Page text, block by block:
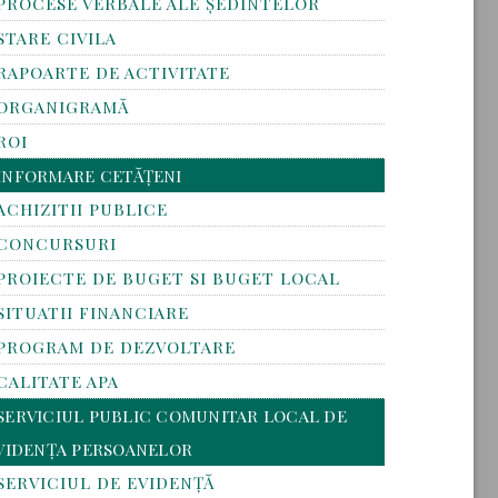
CIVILA
DE ACTIVITATE
CETĂȚENI
PUBLICE
DE BUGET SI BUGET LOCAL
FINANCIARE
DE DEZVOLTARE
APA
PUBLIC COMUNITAR LOCAL DE
PERSOANELOR
DE EVIDENȚĂ